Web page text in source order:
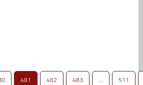
481 482 483 … 511